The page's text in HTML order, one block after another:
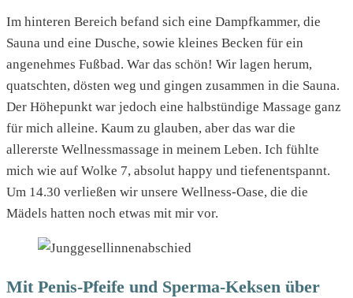
Im hinteren Bereich befand sich eine Dampfkammer, die
Sauna und eine Dusche, sowie kleines Becken für ein
angenehmes Fußbad. War das schön! Wir lagen herum,
quatschten, dösten weg und gingen zusammen in die Sauna.
Der Höhepunkt war jedoch eine halbstündige Massage ganz
für mich alleine. Kaum zu glauben, aber das war die
allererste Wellnessmassage in meinem Leben. Ich fühlte
mich wie auf Wolke 7, absolut happy und tiefenentspannt.
Um 14.30 verließen wir unsere Wellness-Oase, die die
Mädels hatten noch etwas mit mir vor.
Mit Penis-Pfeife und Sperma-Keksen über